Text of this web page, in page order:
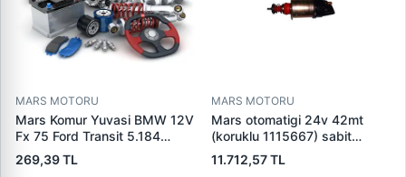
MARS MOTORU
Mars Komur Yuvasi BMW 12V
Fx 75 Ford Transit 5.184
Visteon | PARS PRS-BHL230
| OEM 97VB11000AA
269,39 TL
MARS MOTORU
Mars otomatigi 24v 42mt
(koruklu 1115667) sabit
pistonlu 3604650rx 7t0258
7x1955
11.712,57 TL